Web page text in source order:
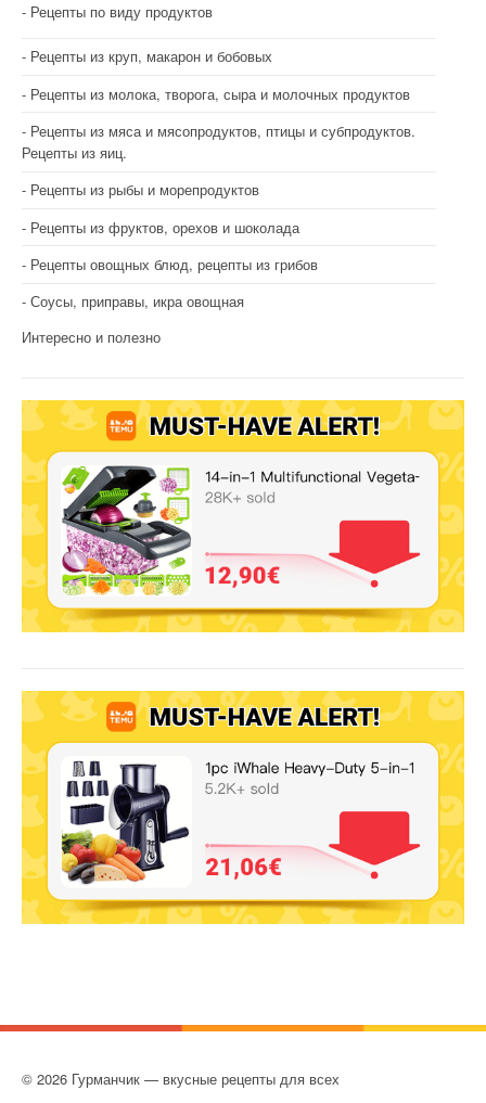
Рецепты по виду продуктов
Рецепты из круп, макарон и бобовых
Рецепты из молока, творога, сыра и молочных продуктов
Рецепты из мяса и мясопродуктов, птицы и субпродуктов.
Рецепты из яиц.
Рецепты из рыбы и морепродуктов
Рецепты из фруктов, орехов и шоколада
Рецепты овощных блюд, рецепты из грибов
Соусы, приправы, икра овощная
Интересно и полезно
© 2026 Гурманчик — вкусные рецепты для всех